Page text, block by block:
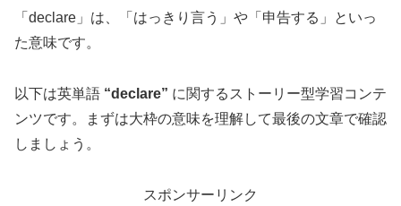
「declare」は、「はっきり言う」や「申告する」といっ
た意味です。
以下は英単語 “declare” に関するストーリー型学習コンテ
ンツです。まずは大枠の意味を理解して最後の文章で確認
しましょう。
スポンサーリンク